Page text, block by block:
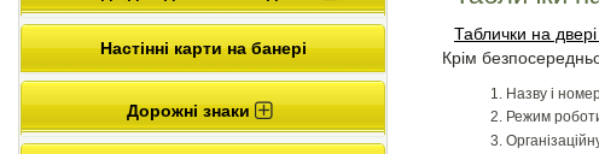
Настінні карти на банері
Дорожні знаки
Таблички на двері
Крім
Назву і
Режим